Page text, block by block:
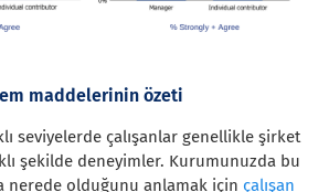
maddelerinin özeti
seviyelerde çalışanlar genellikle şirket
şekilde deneyimler. Kurumunuzda bu
nerede olduğunu anlamak için çalışan